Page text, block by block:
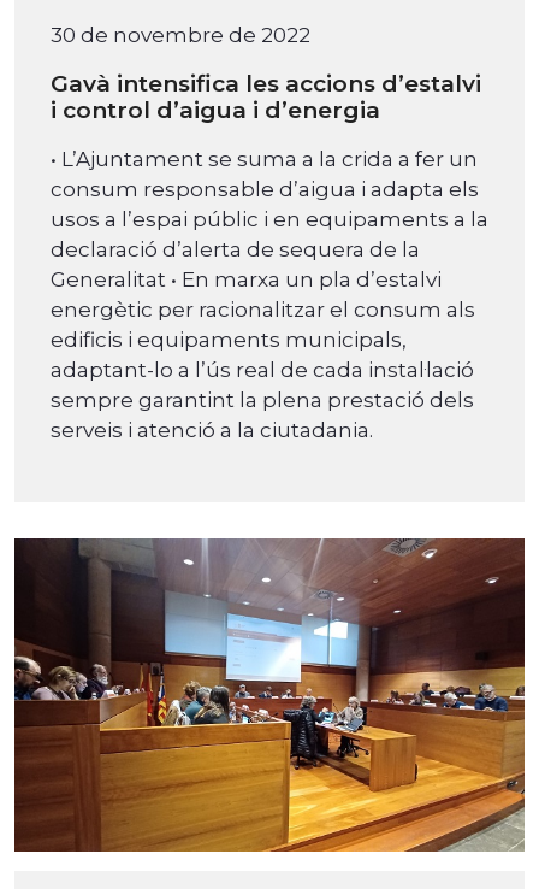
30 de novembre de 2022
Gavà intensifica les accions d’estalvi
i control d’aigua i d’energia
• L’Ajuntament se suma a la crida a fer un
consum responsable d’aigua i adapta els
usos a l’espai públic i en equipaments a la
declaració d’alerta de sequera de la
Generalitat • En marxa un pla d’estalvi
energètic per racionalitzar el consum als
edificis i equipaments municipals,
adaptant-lo a l’ús real de cada instal·lació
sempre garantint la plena prestació dels
serveis i atenció a la ciutadania.